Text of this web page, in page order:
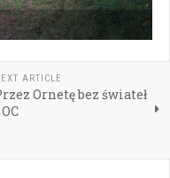
ARTICLE
Ornetę bez świateł